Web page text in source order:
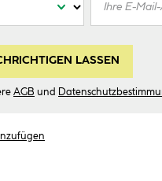
LASSEN
AGB und